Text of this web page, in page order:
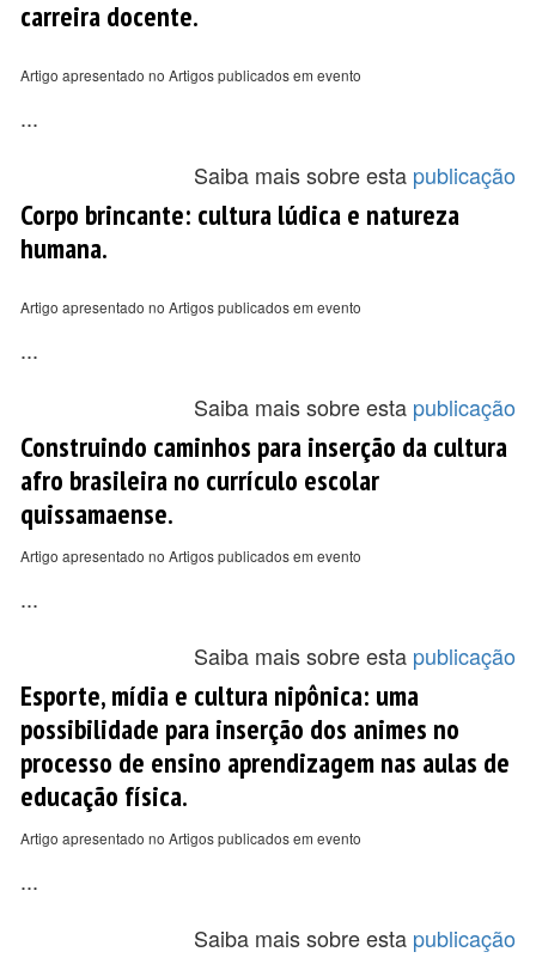
carreira docente.
Artigo apresentado no Artigos publicados em evento
...
Saiba mais sobre esta publicação
Corpo brincante: cultura lúdica e natureza
humana.
Artigo apresentado no Artigos publicados em evento
...
Saiba mais sobre esta publicação
Construindo caminhos para inserção da cultura
afro brasileira no currículo escolar
quissamaense.
Artigo apresentado no Artigos publicados em evento
...
Saiba mais sobre esta publicação
Esporte, mídia e cultura nipônica: uma
possibilidade para inserção dos animes no
processo de ensino aprendizagem nas aulas de
educação física.
Artigo apresentado no Artigos publicados em evento
...
Saiba mais sobre esta publicação